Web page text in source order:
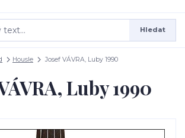
Hledat
Housle Josef VÁVRA, Luby 1990
Luby 1990